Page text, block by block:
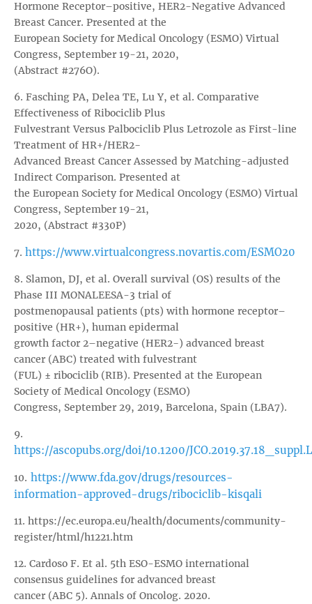
Hormone Receptor–positive, HER2-Negative Advanced
Breast Cancer. Presented at the
European Society for Medical Oncology (ESMO) Virtual
Congress, September 19-21, 2020,
(Abstract #276O).
6. Fasching PA, Delea TE, Lu Y, et al. Comparative
Effectiveness of Ribociclib Plus
Fulvestrant Versus Palbociclib Plus Letrozole as First-line
Treatment of HR+/HER2−
Advanced Breast Cancer Assessed by Matching-adjusted
Indirect Comparison. Presented at
the European Society for Medical Oncology (ESMO) Virtual
Congress, September 19-21,
2020, (Abstract #330P)
7. https://www.virtualcongress.novartis.com/ESMO20
8. Slamon, DJ, et al. Overall survival (OS) results of the
Phase III MONALEESA-3 trial of
postmenopausal patients (pts) with hormone receptor–
positive (HR+), human epidermal
growth factor 2–negative (HER2−) advanced breast
cancer (ABC) treated with fulvestrant
(FUL) ± ribociclib (RIB). Presented at the European
Society of Medical Oncology (ESMO)
Congress, September 29, 2019, Barcelona, Spain (LBA7).
9.
https://ascopubs.org/doi/10.1200/
10. https://www.fda.gov/drugs/resources-
information-approved-drugs/ribociclib-kisqali
11. https://ec.europa.eu/health/documents/community-
register/html/h1221.htm
12. Cardoso F. Et al. 5th ESO-ESMO international
consensus guidelines for advanced breast
cancer (ABC 5). Annals of Oncolog. 2020.